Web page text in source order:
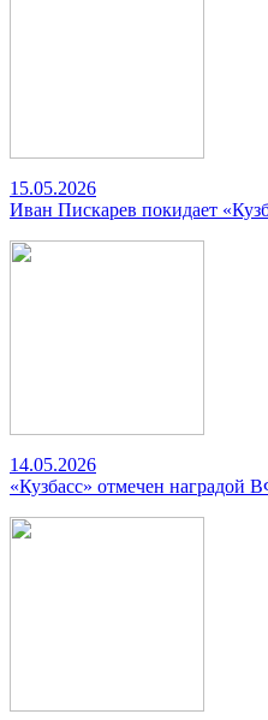
15.05.2026
Иван Пискарев покидает
14.05.2026
«Кузбасс» отмечен наградой